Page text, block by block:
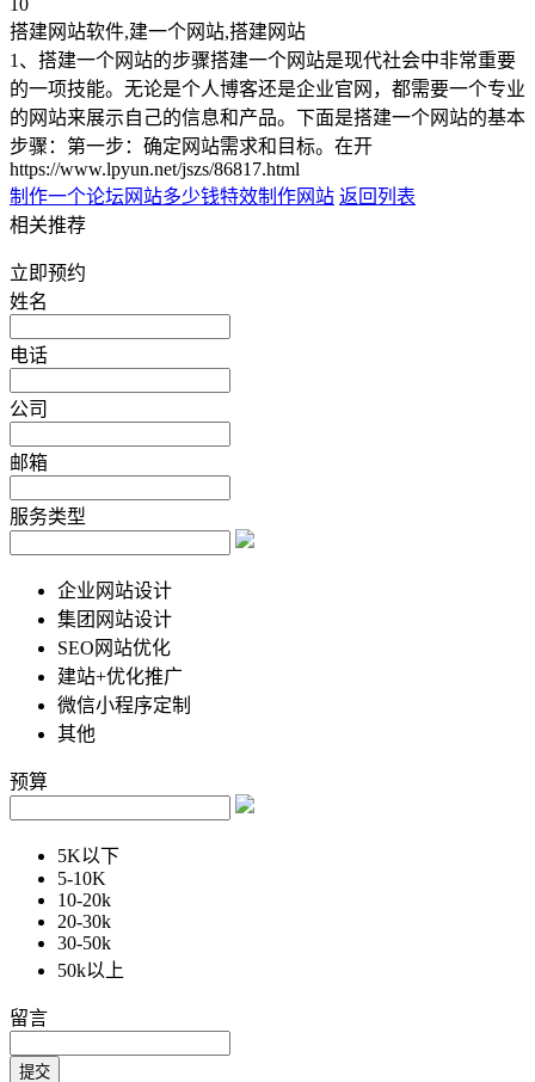
10
搭建网站软件,建一个网站,搭建网站
1、搭建一个网站的步骤搭建一个网站是现代社会中非常重要
的一项技能。无论是个人博客还是企业官网，都需要一个专业
的网站来展示自己的信息和产品。下面是搭建一个网站的基本
步骤：第一步：确定网站需求和目标。在开
https://www.lpyun.net/jszs/86817.html
制作一个论坛网站多少钱特效制作网站 返回列表
相关推荐
立即预约
姓名
电话
公司
邮箱
服务类型
企业网站设计
集团网站设计
SEO网站优化
建站+优化推广
微信小程序定制
其他
预算
5K以下
5-10K
10-20k
20-30k
30-50k
50k以上
留言